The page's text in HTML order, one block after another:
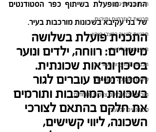
תכניות מנהיגות
תכניות לאזרחים ותיקים
תכניות לנוער במצבי סיכון
תכניות קהילתיות
תכניות למועצות אזוריות
קידום השכלה ותעסוקה
תוכניות לנוער עם צרכים מיוחדים
סטודנטים לסיעוד
של בני עקיבא בשכונות מורכבות בעיר.
התכנית פועלת בשלושה
מישורים: רווחה, ילדים ונוער
בסיכון ונראות שכונתית.
הסטודנטים עוברים לגור
בשכונות המורכבות ותורמים
את חלקם בהתאם לצורכי
השכונה, ליווי קשישים,